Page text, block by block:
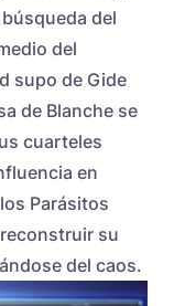
del
del
supo de Gide
de Blanche se
cuarteles
en
Parásitos
su
del caos.